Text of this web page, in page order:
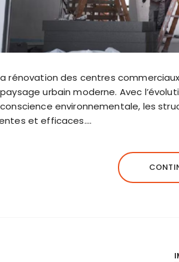
a rénovation des centres
paysage urbain moderne. Avec
conscience environnementale, les
et efficaces….